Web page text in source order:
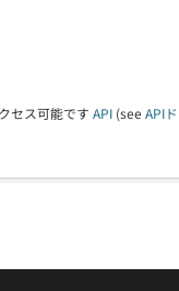
セス可能です API (see API